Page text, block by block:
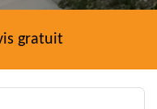
gratuit